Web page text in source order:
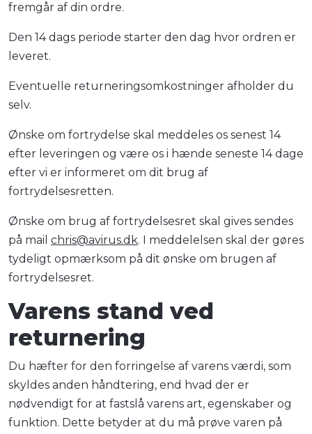
fremgår af din ordre.
Den 14 dags periode starter den dag hvor ordren er
leveret.
Eventuelle returneringsomkostninger afholder du
selv.
Ønske om fortrydelse skal meddeles os senest 14
efter leveringen og være os i hænde seneste 14 dage
efter vi er informeret om dit brug af
fortrydelsesretten.
Ønske om brug af fortrydelsesret skal gives sendes
på mail chris@avirus.dk. I meddelelsen skal der gøres
tydeligt opmærksom på dit ønske om brugen af
fortrydelsesret.
Varens stand ved
returnering
Du hæfter for den forringelse af varens værdi, som
skyldes anden håndtering, end hvad der er
nødvendigt for at fastslå varens art, egenskaber og
funktion. Dette betyder at du må prøve varen på